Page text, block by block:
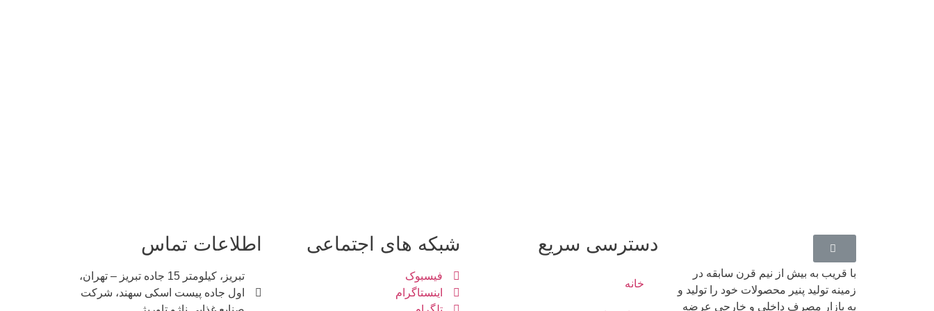
با قریب به بیش از نیم قرن سابقه در
زمینه تولید پنیر محصولات خود را تولید و
به بازار مصرف داخلی و خارجی عرضه
دسترسی سريع
خانه
شبکه های اجتماعی
فیسبوک
اینستاگرام
اطلاعات تماس
تبریز، کیلومتر 15 جاده تبریز – تهران،
اول جاده پیست اسکی سهند، شرکت